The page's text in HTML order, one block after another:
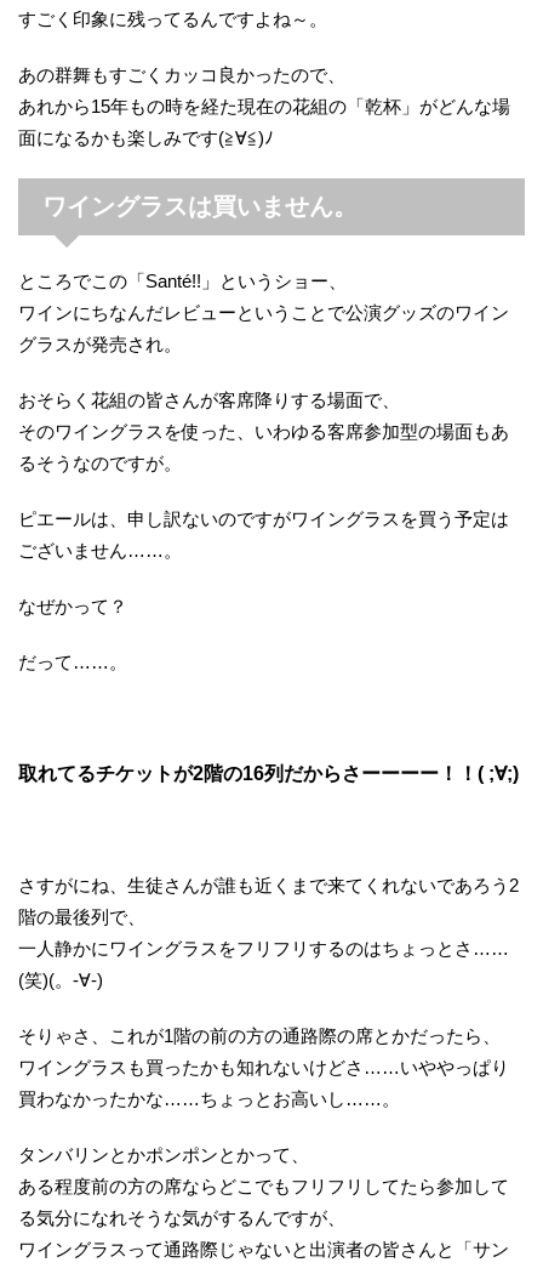
すごく印象に残ってるんですよね～。
あの群舞もすごくカッコ良かったので、
あれから15年もの時を経た現在の花組の「乾杯」がどんな場
面になるかも楽しみです(≧∀≦)ﾉ
ワイングラスは買いません。
ところでこの「Santé!!」というショー、
ワインにちなんだレビューということで公演グッズのワイン
グラスが発売され。
おそらく花組の皆さんが客席降りする場面で、
そのワイングラスを使った、いわゆる客席参加型の場面もあ
るそうなのですが。
ピエールは、申し訳ないのですがワイングラスを買う予定は
ございません……。
なぜかって？
だって……。
取れてるチケットが2階の16列だからさーーーー！！( ;∀;)
さすがにね、生徒さんが誰も近くまで来てくれないであろう2
階の最後列で、
一人静かにワイングラスをフリフリするのはちょっとさ……
(笑)(。-∀-)
そりゃさ、これが1階の前の方の通路際の席とかだったら、
ワイングラスも買ったかも知れないけどさ……いややっぱり
買わなかったかな……ちょっとお高いし……。
タンバリンとかポンポンとかって、
ある程度前の方の席ならどこでもフリフリしてたら参加して
る気分になれそうな気がするんですが、
ワイングラスって通路際じゃないと出演者の皆さんと「サン